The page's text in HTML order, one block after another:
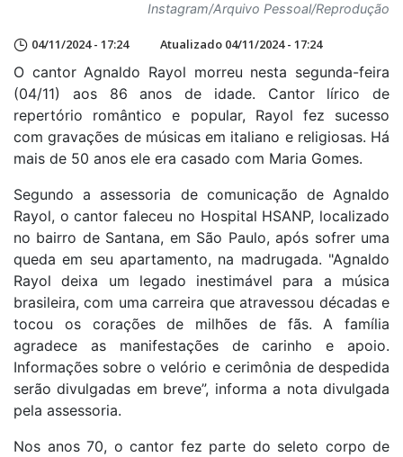
Instagram/Arquivo Pessoal/Reprodução
04/11/2024 - 17:24 Atualizado 04/11/2024 - 17:24
O cantor Agnaldo Rayol morreu nesta segunda-feira
(04/11) aos 86 anos de idade. Cantor lírico de
repertório romântico e popular, Rayol fez sucesso
com gravações de músicas em italiano e religiosas. Há
mais de 50 anos ele era casado com Maria Gomes.
Segundo a assessoria de comunicação de Agnaldo
Rayol, o cantor faleceu no Hospital HSANP, localizado
no bairro de Santana, em São Paulo, após sofrer uma
queda em seu apartamento, na madrugada. "Agnaldo
Rayol deixa um legado inestimável para a música
brasileira, com uma carreira que atravessou décadas e
tocou os corações de milhões de fãs. A família
agradece as manifestações de carinho e apoio.
Informações sobre o velório e cerimônia de despedida
serão divulgadas em breve”, informa a nota divulgada
pela assessoria.
Nos anos 70, o cantor fez parte do seleto corpo de